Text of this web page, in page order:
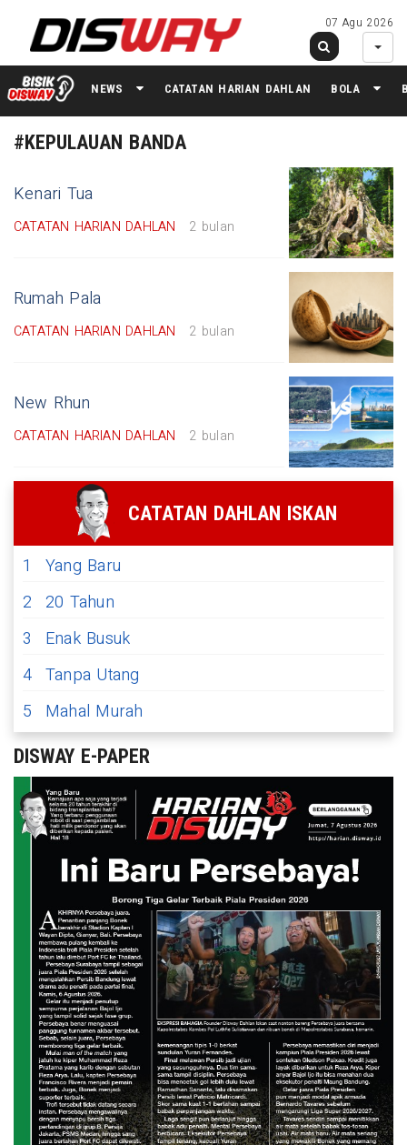
07 Agu 2026
NEWS CATATAN HARIAN DAHLAN BOLA
#KEPULAUAN BANDA
Kenari Tua
CATATAN HARIAN DAHLAN 2 bulan
Rumah Pala
CATATAN HARIAN DAHLAN 2 bulan
New Rhun
CATATAN HARIAN DAHLAN 2 bulan
CATATAN DAHLAN ISKAN
1
Yang Baru
2 20 Tahun
3
Enak Busuk
4 Tanpa Utang
5
Mahal Murah
DISWAY E-PAPER